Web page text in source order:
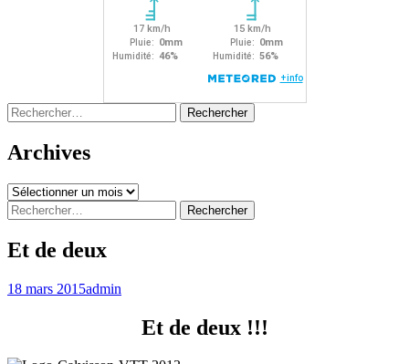
Rechercher :
Archives
Archives
Rechercher :
Et de deux
18 mars 2015admin
Et de deux !!!